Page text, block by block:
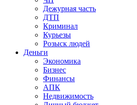
Дежурная часть
ДТП
Криминал
Курьезы
Розыск людей
Деньги
Экономика
Бизнес
Финансы
АПК
Недвижимость